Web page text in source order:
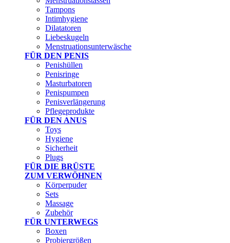
Tampons
Intimhygiene
Dilatatoren
Liebeskugeln
Menstruationsunterwäsche
FÜR DEN PENIS
Penishüllen
Penisringe
Masturbatoren
Penispumpen
Penisverlängerung
Pflegeprodukte
FÜR DEN ANUS
Toys
Hygiene
Sicherheit
Plugs
FÜR DIE BRÜSTE
ZUM VERWÖHNEN
Körperpuder
Sets
Massage
Zubehör
FÜR UNTERWEGS
Boxen
Probiergrößen